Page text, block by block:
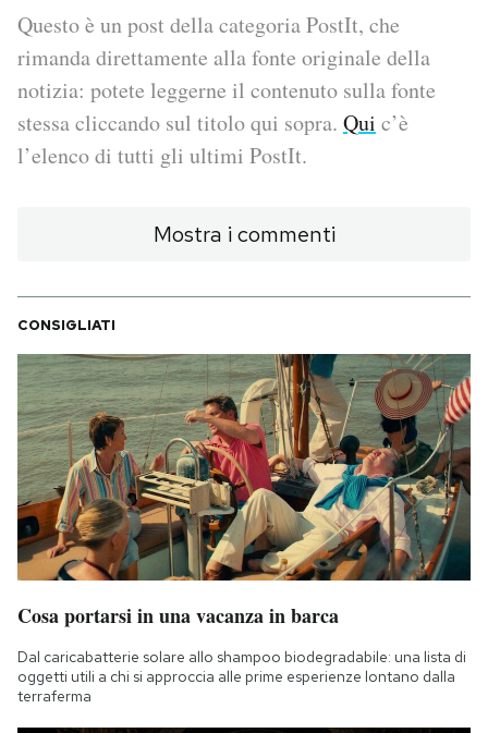
PODCAST
NEWSLETTER
CALENDARIO
AREA PERSONALE
Area Personale
Newsletter
Notifiche mobile
Regala il Post
Hai bisogno di aiuto?
Esci
Questo è un post della categoria PostIt, che
rimanda direttamente alla fonte originale della
notizia: potete leggerne il contenuto sulla fonte
stessa cliccando sul titolo qui sopra. Qui c’è
l’elenco di tutti gli ultimi PostIt.
Mostra i commenti
CONSIGLIATI
Cosa portarsi in una vacanza in barca
Dal caricabatterie solare allo shampoo biodegradabile: una lista di
oggetti utili a chi si approccia alle prime esperienze lontano dalla
terraferma